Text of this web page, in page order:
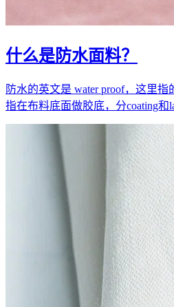
什么是防水面料？
防水的英文是 water proof，这里
指在布料底面做胶底，分coating和